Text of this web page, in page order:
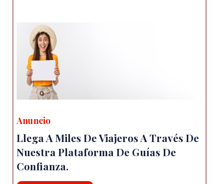
Anuncio
Llega A Miles De Viajeros A Través De
Nuestra Plataforma De Guías De
Confianza.